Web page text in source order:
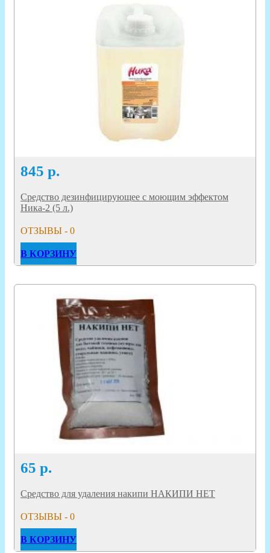
845 р.
Средство дезинфицирующее с моющим эффектом
Ника-2 (5 л.)
ОТЗЫВЫ - 0
В КОРЗИНУ
65 р.
Средство для удаления накипи НАКИПИ НЕТ
ОТЗЫВЫ - 0
В КОРЗИНУ